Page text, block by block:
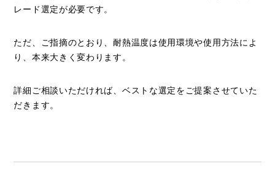
レード選定が必要です。
ただ、ご指摘のとおり、耐熱温度は使用環境や使用方法によ
り、本来大きく変わります。
詳細ご相談いただければ、ベストな選定をご提案させていた
だきます。